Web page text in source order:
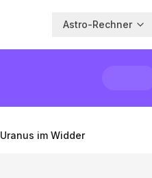
Astro-Rechner
Uranus im Widder